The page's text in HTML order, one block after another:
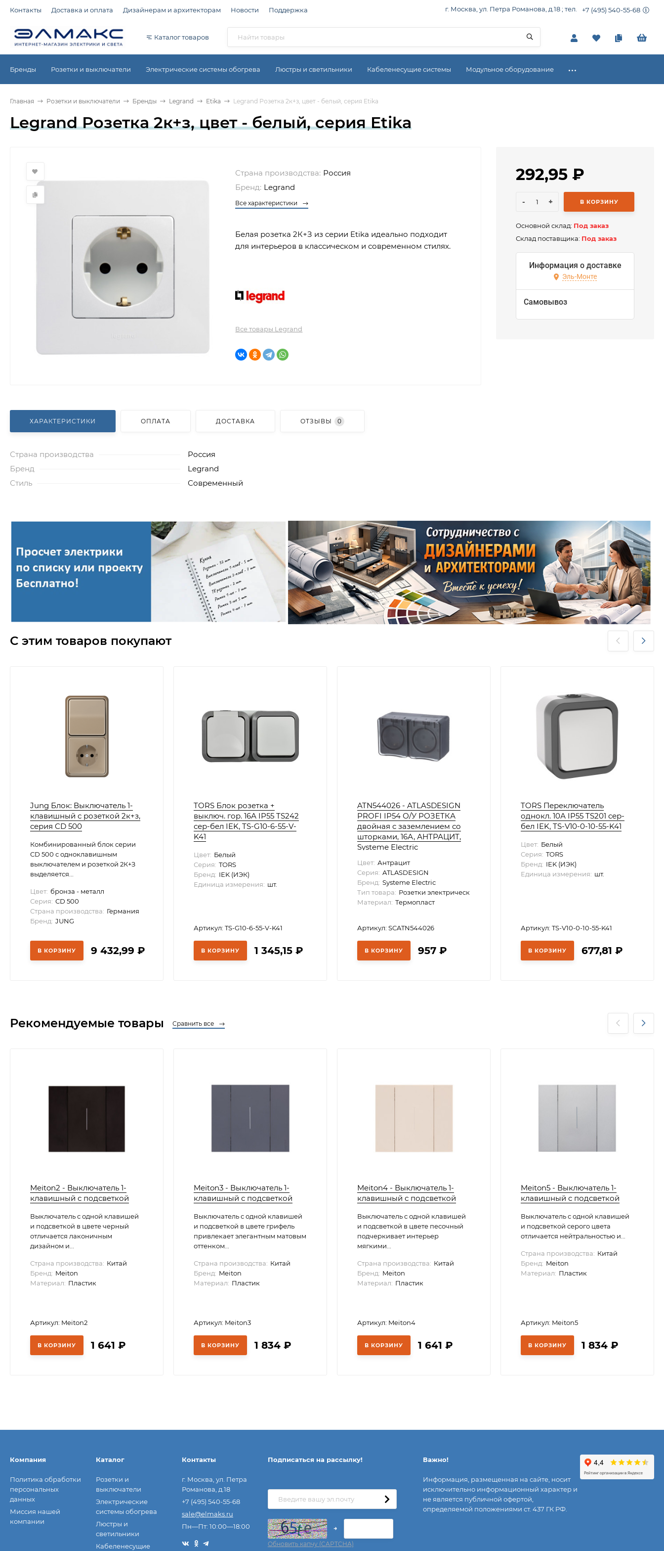
Контакты Доставка и оплата Дизайнерам и архитекторам Новости Поддержка г. Москва, ул. Петра Романова, д.18 ; тел. +7 (495) 540-55-68
Каталог товаров
Бренды Розетки и выключатели Электрические системы обогрева Люстры и светильники Кабеленесущие системы Модульное оборудование
Главная Розетки и выключатели Бренды Legrand Etika Legrand Розетка 2к+з, цвет - белый, серия Etika
Legrand Розетка 2к+з, цвет - белый, серия Etika
Страна производства: Россия
Бренд: Legrand
Все характеристики
Белая розетка 2К+З из серии Etika идеально подходит
для интерьеров в классическом и современном стилях.
Все товары Legrand
292,95 ₽
- + В КОРЗИНУ
Основной склад: Под заказ
Склад поставщика: Под заказ
Информация о доставке
Эль-Монте
Самовывоз
ХАРАКТЕРИСТИКИ ОПЛАТА ДОСТАВКА ОТЗЫВЫ 0
Страна производства
Россия
Бренд
Legrand
Стиль
Современный
С этим товаров покупают
Jung Блок: Выключатель 1-
клавишный с розеткой 2к+з,
серия CD 500
Комбинированный блок серии
CD 500 с одноклавишным
выключателем и розеткой 2К+З
выделяется...
Цвет: бронза - металл
Серия: CD 500
Страна производства: Германия
Бренд: JUNG
В КОРЗИНУ 9 432,99 ₽
TORS Блок розетка +
выключ. гор. 16А IP55 TS242
сер-бел IEK, TS-G10-6-55-V-
K41
Цвет: Белый
Серия: TORS
Бренд: IEK (ИЭК)
Единица измерения: шт.
Артикул: TS-G10-6-55-V-K41
В КОРЗИНУ 1 345,15 ₽
ATN544026 - ATLASDESIGN
PROFI IP54 О/У РОЗЕТКА
двойная с заземлением со
шторками, 16А, АНТРАЦИТ,
Systeme Electric
Цвет: Антрацит
Серия: ATLASDESIGN
Бренд: Systeme Electric
Тип товара: Розетки электрические
Материал: Термопласт
Артикул: SCATN544026
В КОРЗИНУ 957 ₽
TORS Переключатель
однокл. 10А IP55 TS201 сер-
бел IEK, TS-V10-0-10-55-K41
Цвет: Белый
Серия: TORS
Бренд: IEK (ИЭК)
Единица измерения: шт.
Артикул: TS-V10-0-10-55-K41
В КОРЗИНУ 677,81 ₽
Рекомендуемые товары Сравнить все
Meiton2 - Выключатель 1-
клавишный с подсветкой
Выключатель с одной клавишей
и подсветкой в цвете черный
отличается лаконичным
дизайном и...
Страна производства: Китай
Бренд: Meiton
Материал: Пластик
Артикул: Meiton2
В КОРЗИНУ 1 641 ₽
Meiton3 - Выключатель 1-
клавишный с подсветкой
Выключатель с одной клавишей
и подсветкой в цвете грифель
привлекает элегантным матовым
оттенком...
Страна производства: Китай
Бренд: Meiton
Материал: Пластик
Артикул: Meiton3
В КОРЗИНУ 1 834 ₽
Meiton4 - Выключатель 1-
клавишный с подсветкой
Выключатель с одной клавишей
и подсветкой в цвете песочный
подчеркивает интерьер
мягкими...
Страна производства: Китай
Бренд: Meiton
Материал: Пластик
Артикул: Meiton4
В КОРЗИНУ 1 641 ₽
Meiton5 - Выключатель 1-
клавишный с подсветкой
Выключатель с одной клавишей
и подсветкой серого цвета
отличается нейтральностью и...
Страна производства: Китай
Бренд: Meiton
Материал: Пластик
Артикул: Meiton5
В КОРЗИНУ 1 834 ₽
Компания
Политика обработки
персональных
данных
Миссия нашей
компании
Каталог
Розетки и
выключатели
Электрические
системы обогрева
Люстры и
светильники
Кабеленесущие
Контакты
г. Москва, ул. Петра
Романова, д.18
+7 (495) 540-55-68
sale@elmaks.ru
Пн—Пт: 10:00—18:00
Подписаться на рассылкy!
→
Обновить капчу (CAPTCHA)
Важно!
Информация, размещенная на сайте, носит
исключительно информационный характер и
не является публичной офертой,
определяемой положениями ст. 437 ГК РФ.